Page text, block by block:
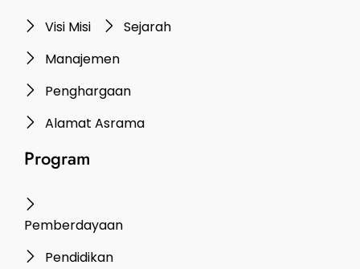
Visi Misi
Sejarah
Manajemen
Penghargaan
Alamat Asrama
Program
Pemberdayaan
Pendidikan